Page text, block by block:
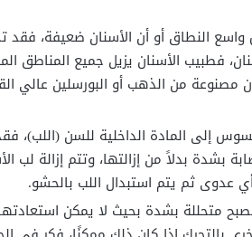
واسع النطاق أو أن الأسنان ضعيفة،
فطبيب الأسنان يزيل جميع المناطق
مصنوعة من الذهب أو البورسلين عالي
إلى المادة الداخلية للسن (اللب)،
بشدة بدلاً من إزالتها، وتتم إزالة
أي عدوى ثم يتم استبدال اللب بالحشو.
متحللة بشدة بحيث لا يمكن